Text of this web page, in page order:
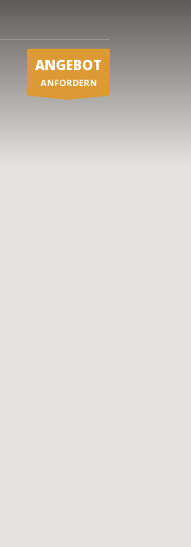
ANGEBOT
ANFORDERN